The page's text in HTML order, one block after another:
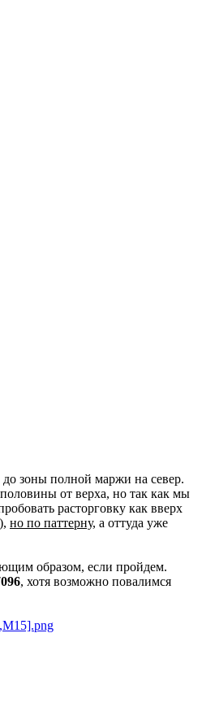
до зоны полной маржи на север.
от верха, но так как мы
расторговку как вверх
но по паттерну, а оттуда уже
образом, если пройдем.
, хотя возможно повалимся